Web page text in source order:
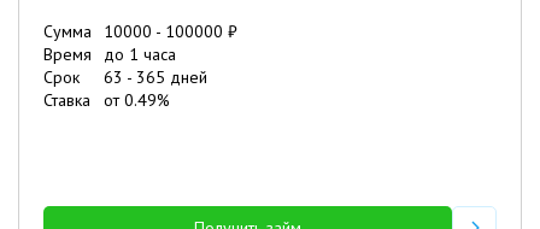
Сумма 10000 - 100000 ₽
Время
до 1 часа
Срок
63 - 365 дней
Ставка
от0.49%